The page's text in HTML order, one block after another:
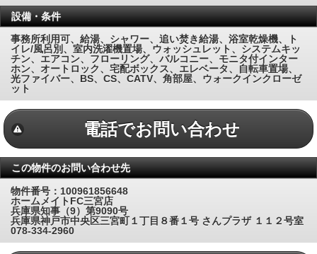
設備・条件
事務所利用可、給湯、シャワー、追い焚き給湯、浴室乾燥機、ト
イレ/風呂別、室内洗濯機置場、ウォッシュレット、システムキッ
チン、エアコン、フローリング、バルコニー、モニタ付インター
ホン、オートロック、宅配ボックス、エレベータ、自転車置場、
光ファイバー、BS、CS、CATV、角部屋、ウォークインクローゼ
ット
電話でお問い合わせ
この物件のお問い合わせ先
物件番号：100961856648
ホームメイトFC三宮店
兵庫県知事（9）第9090号
兵庫県神戸市中央区三宮町１丁目８番１号 さんプラザ １１２号室
078-334-2960